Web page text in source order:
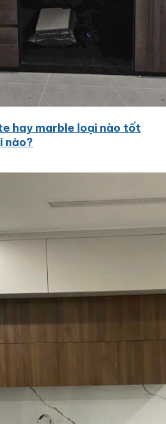
hay marble loại nào tốt
nào?